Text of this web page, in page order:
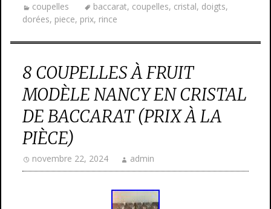
coupelles baccarat, coupelles, cristal, doigts,
dorées, piece, prix, rince
8 COUPELLES À FRUIT
MODÈLE NANCY EN CRISTAL
DE BACCARAT (PRIX À LA
PIÈCE)
novembre 22, 2024 admin